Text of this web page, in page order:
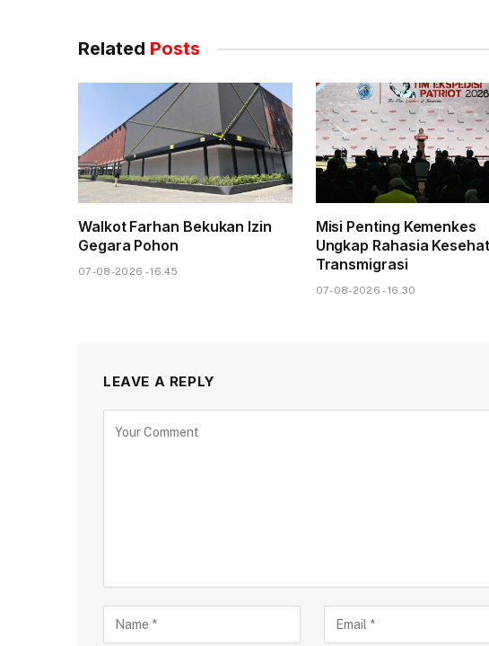
Related Posts
Walkot Farhan Bekukan Izin
Gegara Pohon
07-08-2026 - 16.45
Misi Penting Kemenkes
Ungkap Rahasia
Transmigrasi
07-08-2026 - 16.30
LEAVE A REPLY